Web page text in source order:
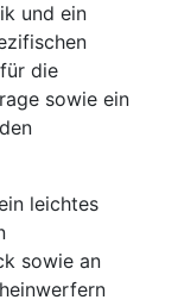
und ein
die
sowie ein
leichtes
sowie an